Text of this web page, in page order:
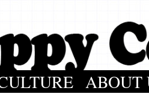
ABOUT